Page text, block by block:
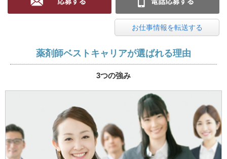
お仕事情報を転送する
薬剤師ベストキャリアが選ばれる理由
3つの強み